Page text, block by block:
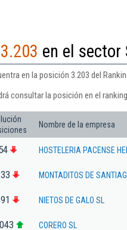
en el sector
en la posición 3.203 del
consultar la posición en el
Nombre de la empresa
HOSTELERIA PACENSE
MONTADITOS DE
NIETOS DE GALO SL
CORERO SL